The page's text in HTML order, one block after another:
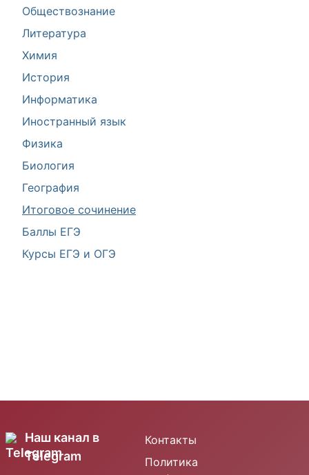
Обществознание
Литература
Химия
История
Информатика
Иностранный язык
Физика
Биология
География
Итоговое сочинение
Баллы ЕГЭ
Курсы ЕГЭ и ОГЭ
Наш канал в
Telegram
Контакты
Политика